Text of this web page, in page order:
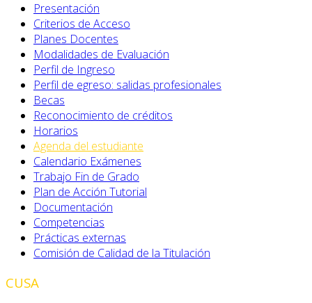
Presentación
Criterios de Acceso
Planes Docentes
Modalidades de Evaluación
Perfil de Ingreso
Perfil de egreso: salidas profesionales
Becas
Reconocimiento de créditos
Horarios
Agenda del estudiante
Calendario Exámenes
Trabajo Fin de Grado
Plan de Acción Tutorial
Documentación
Competencias
Prácticas externas
Comisión de Calidad de la Titulación
CUSA